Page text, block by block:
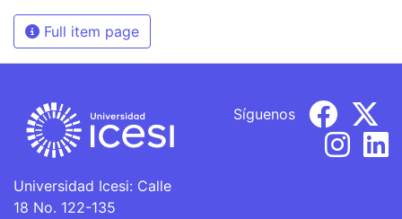
Full item page
Universidad Icesi: Calle
18 No. 122-135
Síguenos